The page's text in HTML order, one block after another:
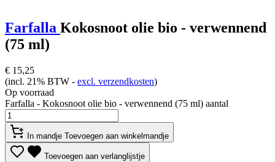
Farfalla Kokosnoot olie bio - verwennend
(75 ml)
€ 15,25
(incl. 21% BTW - excl. verzendkosten)
Op voorraad
Farfalla - Kokosnoot olie bio - verwennend (75 ml) aantal
In mandje Toevoegen aan winkelmandje
Toevoegen aan verlanglijstje